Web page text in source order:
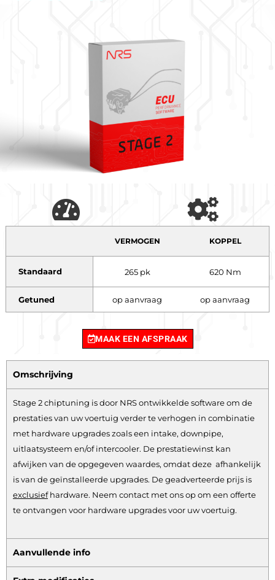
VERMOGEN KOPPEL
Standaard 265 pk 620 Nm
Getuned op aanvraag op aanvraag
MAAK EEN AFSPRAAK
Omschrijving
Stage 2 chiptuning is door NRS ontwikkelde software om de
prestaties van uw voertuig verder te verhogen in combinatie
met hardware upgrades zoals een intake, downpipe,
uitlaatsysteem en/of intercooler. De prestatiewinst kan
afwijken van de opgegeven waardes, omdat deze afhankelijk
is van de geïnstalleerde upgrades. De geadverteerde prijs is
exclusiefhardware. Neem contact met ons op om een offerte
te ontvangen voor hardware upgrades voor uw voertuig.
Aanvullende info